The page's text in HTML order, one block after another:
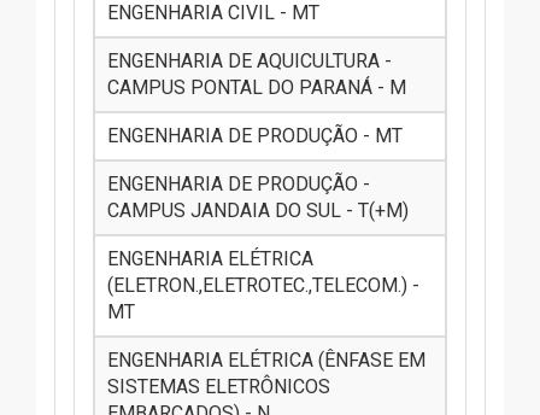
ENGENHARIA CIVIL - MT
ENGENHARIA DE AQUICULTURA -
CAMPUS PONTAL DO PARANÁ - M
ENGENHARIA DE PRODUÇÃO - MT
ENGENHARIA DE PRODUÇÃO -
CAMPUS JANDAIA DO SUL - T(+M)
ENGENHARIA ELÉTRICA
(ELETRON.,ELETROTEC.,TELECOM.) -
MT
ENGENHARIA ELÉTRICA (ÊNFASE EM
SISTEMAS ELETRÔNICOS